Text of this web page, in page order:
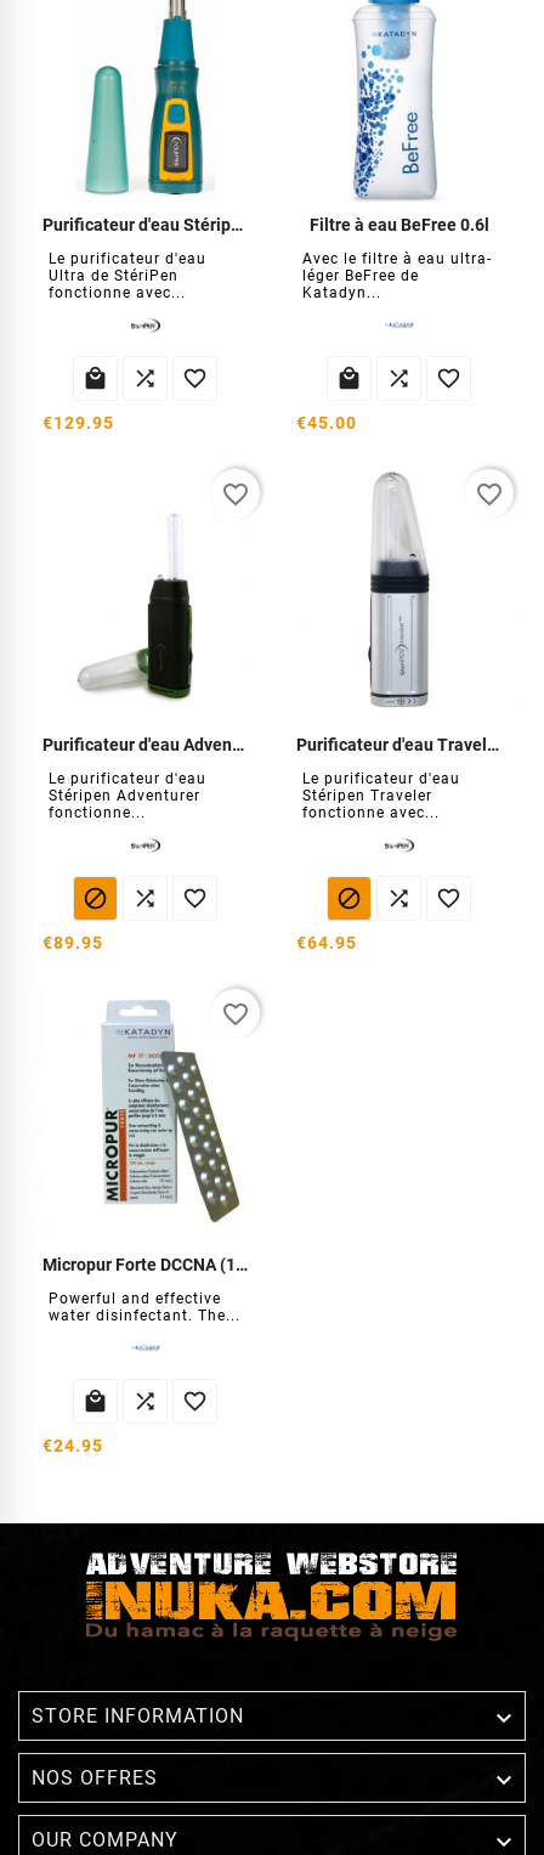
Purificateur d'eau Stéripen Ultra
Le purificateur d'eau
Ultra de StériPen
fonctionne avec...
  
€129.95
Filtre à eau BeFree 0.6l
Avec le filtre à eau ultra-
léger BeFree de
Katadyn...
  
€45.00
Purificateur d'eau Adventurer
Le purificateur d'eau
Stéripen Adventurer
fonctionne...
  
€89.95
favorite_border
Purificateur d'eau Traveler mini
Le purificateur d'eau
Stéripen Traveler
fonctionne avec...
  
€64.95
favorite_border
Micropur Forte DCCNA (100 tablets)
Powerful and effective
water disinfectant. The...
  
€24.95
favorite_border
STORE INFORMATION 
NOS OFFRES 
OUR COMPANY 